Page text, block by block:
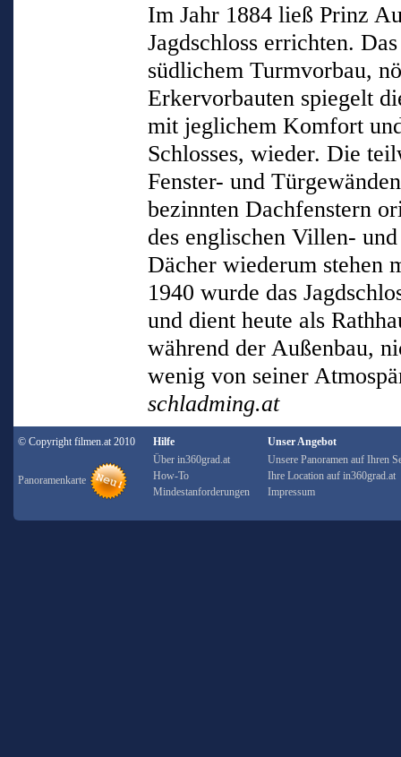
Im Jahr 1884 ließ Prinz
Jagdschloss errichten.
südlichem Turmvorbau,
Erkervorbauten spiegelt
mit jeglichem Komfort
Schlosses, wieder. Die
Fenster- und
bezinnten Dachfenstern
des englischen Villen-
Dächer wiederum stehen
1940 wurde das
und dient heute als
während der Außenbau,
wenig von seiner
schladming.at
© Copyright filmen.at 2010
Panoramenkarte
Hilfe
Über in360grad.at
How-To
Mindestanforderungen
Unser Angebot
Unsere Panoramen auf Ihren
Ihre Location auf in360grad.at
Impressum